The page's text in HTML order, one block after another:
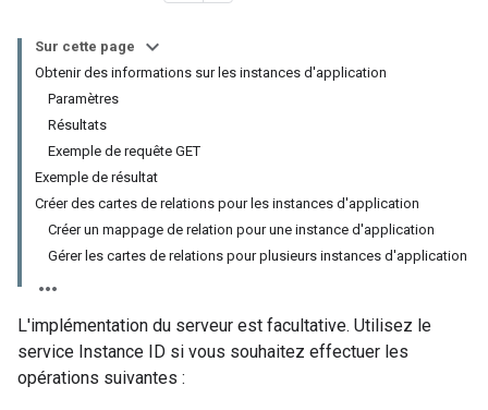
Sur cette page
Obtenir des informations sur les instances d'application
Paramètres
Résultats
Exemple de requête GET
Exemple de résultat
Créer des cartes de relations pour les instances d'application
Créer un mappage de relation pour une instance d'application
Gérer les cartes de relations pour plusieurs instances d'application
L'implémentation du serveur est facultative. Utilisez le
service Instance ID si vous souhaitez effectuer les
opérations suivantes :